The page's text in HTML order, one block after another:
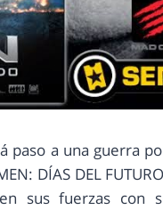
paso a una guerra
DÍAS DEL
sus fuerzas con